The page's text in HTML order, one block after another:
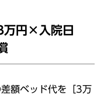
万円×入院日
額ベッド代を［3万